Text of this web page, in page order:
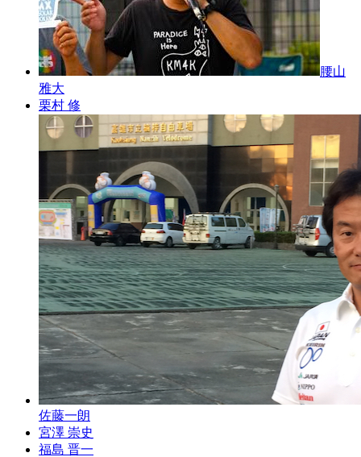
腰山
雅大
栗村 修
佐藤一朗
宮澤 崇史
福島 晋一